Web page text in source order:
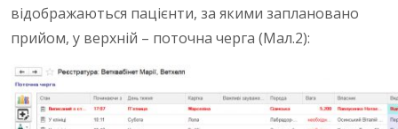
відображаються пацієнти, за якими заплановано
прийом, у верхній – поточна черга (Мал.2):